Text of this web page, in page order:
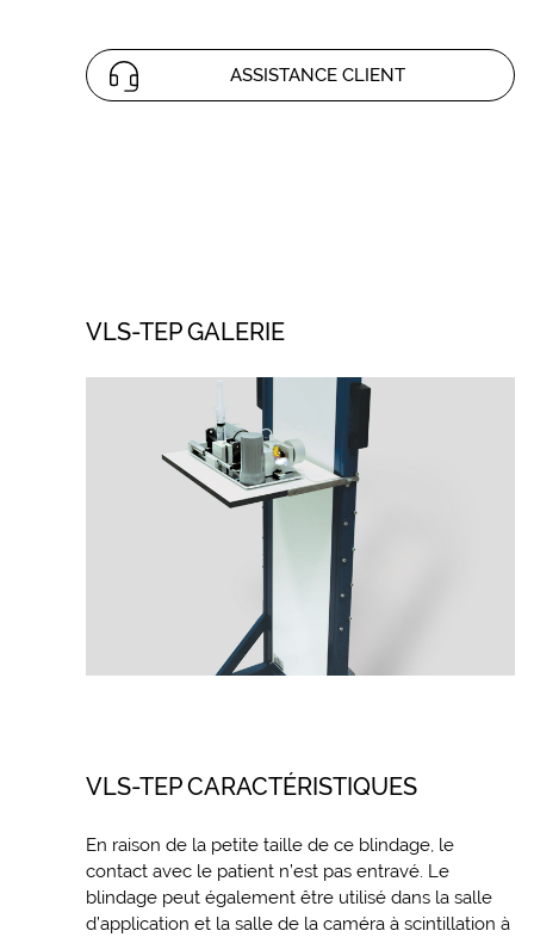
ASSISTANCE CLIENT
VLS-TEP GALERIE
VLS-TEP CARACTÉRISTIQUES
En raison de la petite taille de ce blindage, le
contact avec le patient n’est pas entravé. Le
blindage peut également être utilisé dans la salle
d’application et la salle de la caméra à scintillation à